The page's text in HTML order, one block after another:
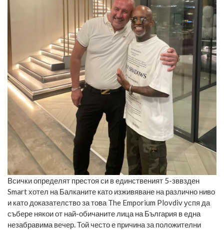
Всички определят престоя си в единственият 5-зввзден
Smart хотел на Балканите като изживяване на различно ниво
и като доказателство за това The Emporium Plovdiv успя да
събере някои от най-обичаните лица на България в една
незабравима вечер. Той често е причина за положителни